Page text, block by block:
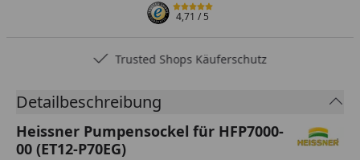
4,71/ 5
Trusted Shops Käuferschutz
Detailbeschreibung
Heissner Pumpensockel für HFP7000-
00 (ET12-P70EG)